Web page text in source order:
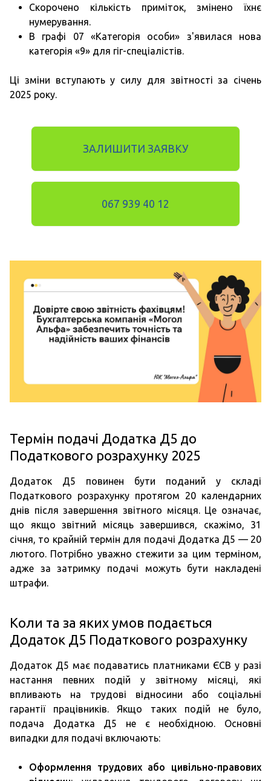
Скорочено кількість приміток, змінено їхнє
нумерування.
В графі 07 «Категорія особи» з'явилася нова
категорія «9» для гіг-спеціалістів.
Ці зміни вступають у силу для звітності за січень
2025 року.
ЗАЛИШИТИ ЗАЯВКУ
067 939 40 12
Термін подачі Додатка Д5 до
Податкового розрахунку 2025
Додаток Д5 повинен бути поданий у складі
Податкового розрахунку протягом 20 календарних
днів після завершення звітного місяця. Це означає,
що якщо звітний місяць завершився, скажімо, 31
січня, то крайній термін для подачі Додатка Д5 — 20
лютого. Потрібно уважно стежити за цим терміном,
адже за затримку подачі можуть бути накладені
штрафи.
Коли та за яких умов подається
Додаток Д5 Податкового розрахунку
Додаток Д5 має подаватись платниками ЄСВ у разі
настання певних подій у звітному місяці, які
впливають на трудові відносини або соціальні
гарантії працівників. Якщо таких подій не було,
подача Додатка Д5 не є необхідною. Основні
випадки для подачі включають:
Оформлення трудових або цивільно-правових